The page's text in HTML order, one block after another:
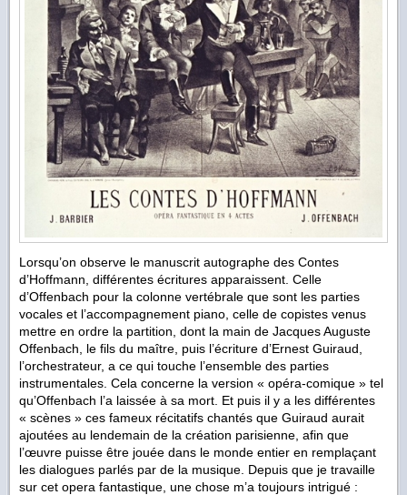
Lorsqu’on observe le manuscrit autographe des Contes
d’Hoffmann, différentes écritures apparaissent. Celle
d’Offenbach pour la colonne vertébrale que sont les parties
vocales et l’accompagnement piano, celle de copistes venus
mettre en ordre la partition, dont la main de Jacques Auguste
Offenbach, le fils du maître, puis l’écriture d’Ernest Guiraud,
l’orchestrateur, a ce qui touche l’ensemble des parties
instrumentales. Cela concerne la version « opéra-comique » tel
qu’Offenbach l’a laissée à sa mort. Et puis il y a les différentes
« scènes » ces fameux récitatifs chantés que Guiraud aurait
ajoutées au lendemain de la création parisienne, afin que
l’œuvre puisse être jouée dans le monde entier en remplaçant
les dialogues parlés par de la musique. Depuis que je travaille
sur cet opera fantastique, une chose m’a toujours intrigué :